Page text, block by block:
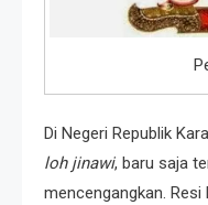
Di Negeri Republik
loh jinawi, baru saja
mencengangkan. Resi